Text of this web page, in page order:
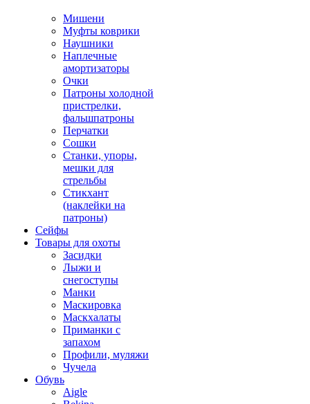
Мишени
Муфты коврики
Наушники
Наплечные
амортизаторы
Очки
Патроны холодной
пристрелки,
фальшпатроны
Перчатки
Сошки
Станки, упоры,
мешки для
стрельбы
Стикхант
(наклейки на
патроны)
Сейфы
Товары для охоты
Засидки
Лыжи и
снегоступы
Манки
Маскировка
Маскхалаты
Приманки с
запахом
Профили, муляжи
Чучела
Обувь
Aigle